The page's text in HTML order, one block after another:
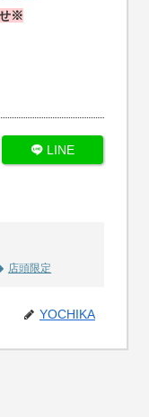
※
LINE
店頭限定
YOCHIKA